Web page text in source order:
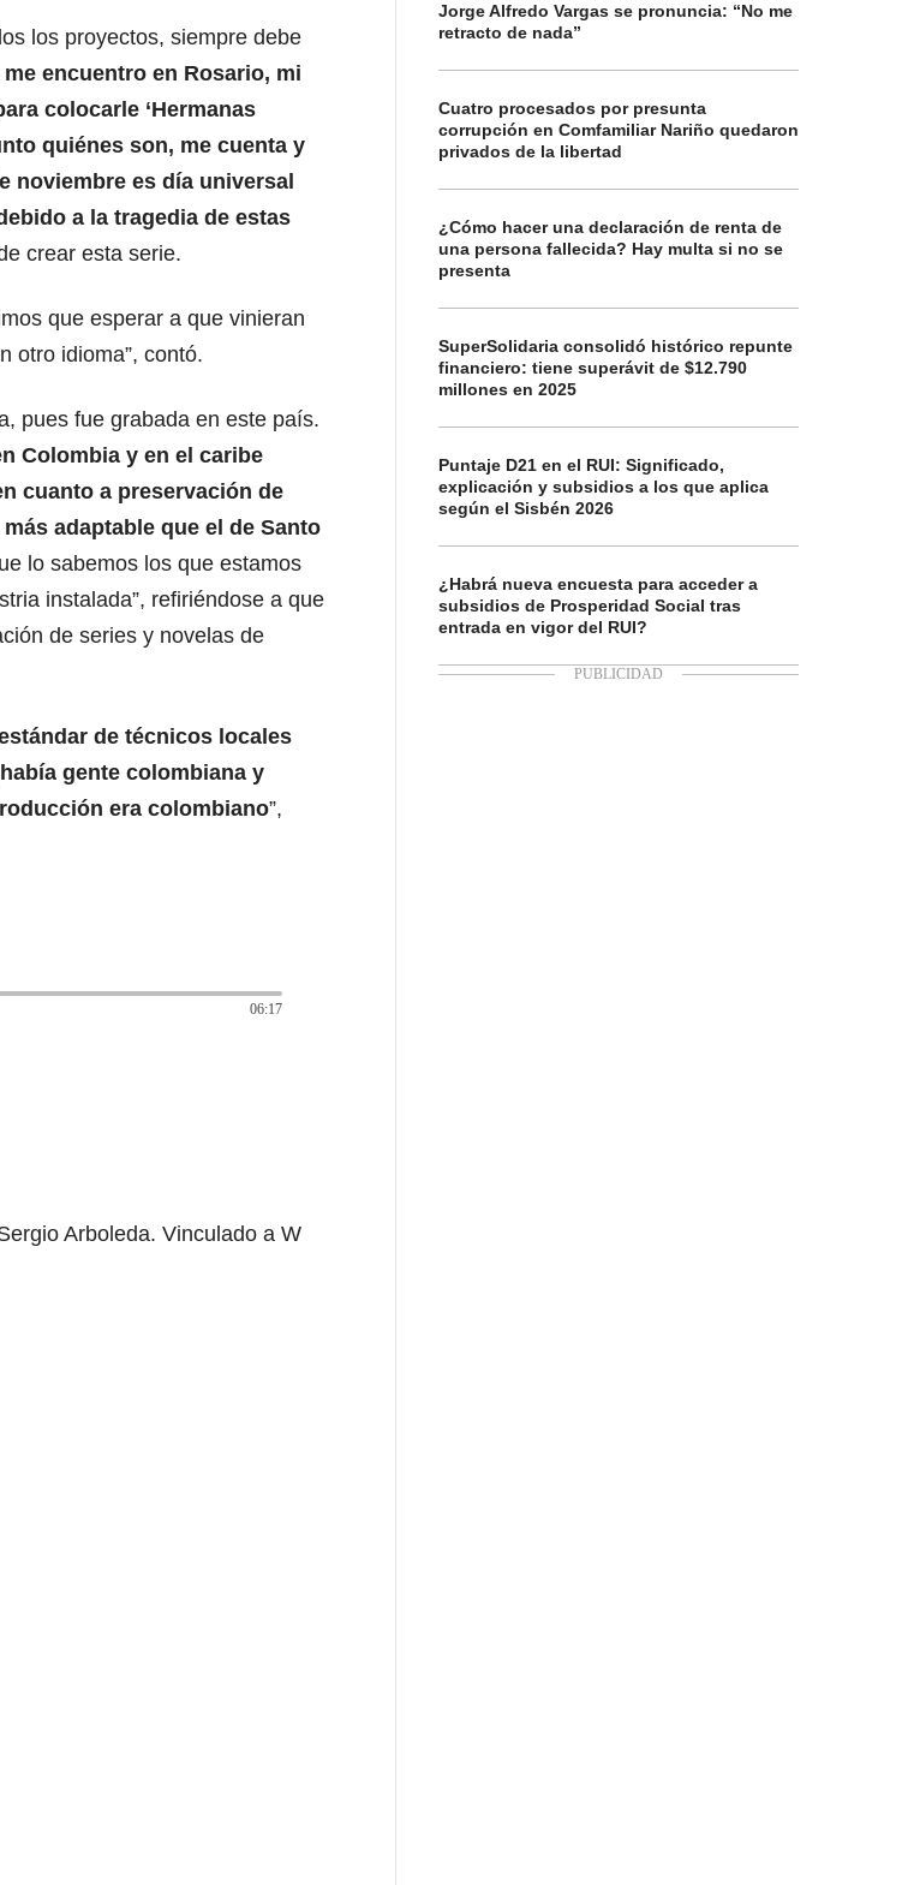
los proyectos, siempre debe
encuentro en Rosario, mi
colocarle ‘Hermanas
quiénes son, me cuenta y
noviembre es día universal
a la tragedia de estas
crear esta serie.
que esperar a que vinieran
otro idioma”, contó.
pues fue grabada en este país.
Colombia y en el caribe
cuanto a preservación de
adaptable que el de Santo
lo sabemos los que estamos
instalada”, refiriéndose a que
de series y novelas de
de técnicos locales
gente colombiana y
era colombiano”,
06:17
Arboleda. Vinculado a W
Jorge Alfredo Vargas se pronuncia: “No me
retracto de nada”
Cuatro procesados por presunta
corrupción en Comfamiliar Nariño quedaron
privados de la libertad
¿Cómo hacer una declaración de renta de
una persona fallecida? Hay multa si no se
presenta
SuperSolidaria consolidó histórico repunte
financiero: tiene superávit de $12.790
millones en 2025
Puntaje D21 en el RUI: Significado,
explicación y subsidios a los que aplica
según el Sisbén 2026
¿Habrá nueva encuesta para acceder a
subsidios de Prosperidad Social tras
entrada en vigor del RUI?